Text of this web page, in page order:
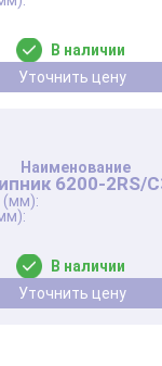
В наличии
Уточнить цену
6200-2RS/
В наличии
Уточнить цену